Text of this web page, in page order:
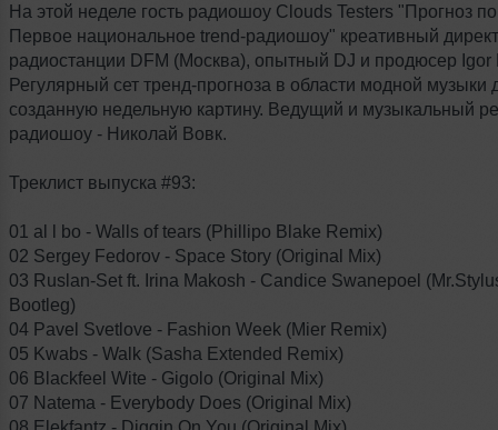
На этой неделе гость радиошоу Clouds Testers "Прогноз
Первое национальное trend-радиошоу" креативный
радиостанции DFM (Москва), опытный DJ и продюсер Igor
Регулярный сет тренд-прогноза в области модной музыки
созданную недельную картину. Ведущий и музыкальный
радиошоу - Николай Вовк.
Треклист выпуска #93:
01 al l bo - Walls of tears (Phillipo Blake Remix)
02 Sergey Fedorov - Space Story (Original Mix)
03 Ruslan-Set ft. Irina Makosh - Candice Swanepoel
Bootleg)
04 Pavel Svetlove - Fashion Week (Mier Remix)
05 Kwabs - Walk (Sasha Extended Remix)
06 Blackfeel Wite - Gigolo (Original Mix)
07 Natema - Everybody Does (Original Mix)